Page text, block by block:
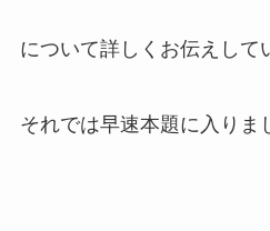
について詳しくお伝えして
それでは早速本題に入りま